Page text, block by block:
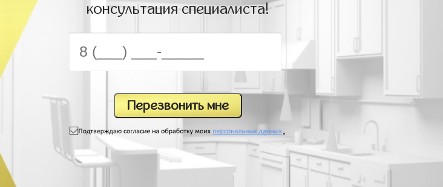
консультация специалиста!
.